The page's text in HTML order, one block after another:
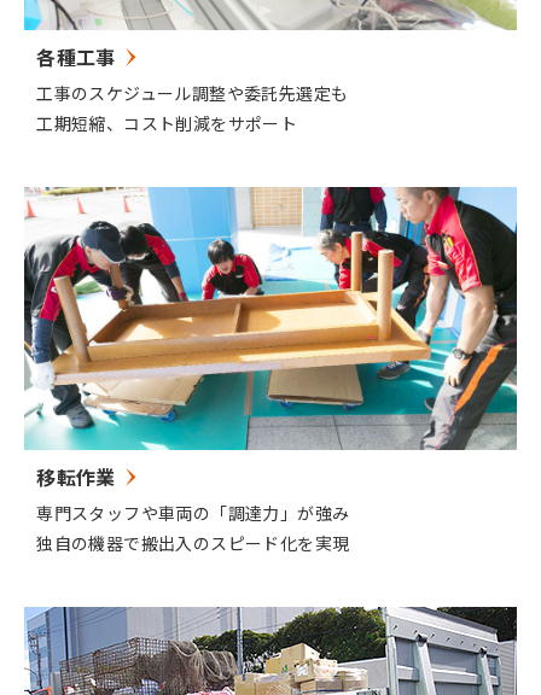
各種工事
工事のスケジュール調整や委託先選定も
工期短縮、コスト削減をサポート
移転作業
専門スタッフや車両の「調達力」が強み
独自の機器で搬出入のスピード化を実現